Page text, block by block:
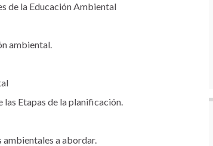
de la Educación Ambiental
ambiental.
Etapas de la planificación.
a abordar.